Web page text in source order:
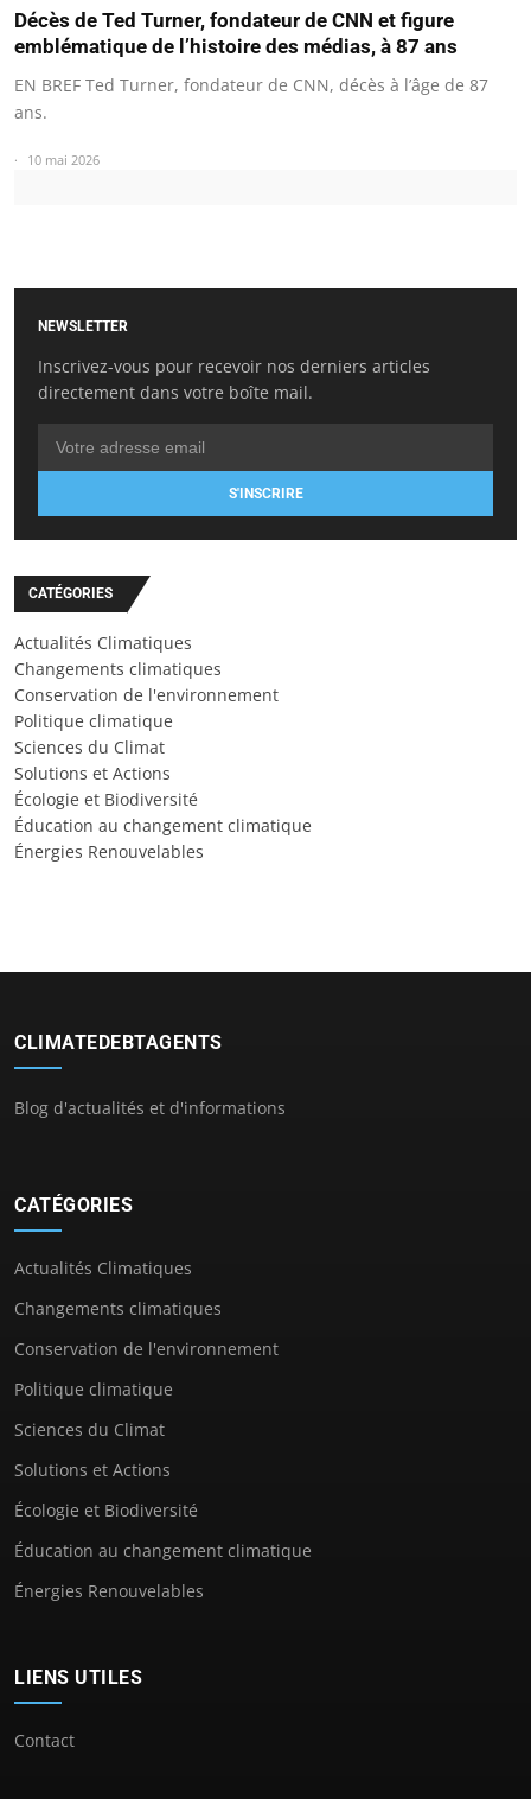
Décès de Ted Turner, fondateur de CNN et figure
emblématique de l’histoire des médias, à 87 ans
EN BREF Ted Turner, fondateur de CNN, décès à l’âge de 87
ans.
10 mai 2026
NEWSLETTER
Inscrivez-vous pour recevoir nos derniers articles
directement dans votre boîte mail.
S'INSCRIRE
CATÉGORIES
Actualités Climatiques
Changements climatiques
Conservation de l'environnement
Politique climatique
Sciences du Climat
Solutions et Actions
Écologie et Biodiversité
Éducation au changement climatique
Énergies Renouvelables
CLIMATEDEBTAGENTS
Blog d'actualités et d'informations
CATÉGORIES
Actualités Climatiques
Changements climatiques
Conservation de l'environnement
Politique climatique
Sciences du Climat
Solutions et Actions
Écologie et Biodiversité
Éducation au changement climatique
Énergies Renouvelables
LIENS UTILES
Contact